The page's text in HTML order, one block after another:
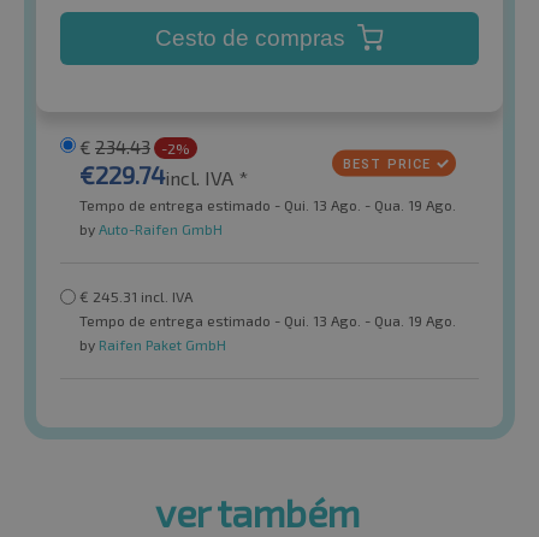
Cesto de compras
€ 234.43 -2%
€229.74incl. IVA *
Tempo de entrega estimado - Qui. 13 Ago. - Qua. 19 Ago.
by Auto-Raifen GmbH
€ 245.31 incl. IVA
Tempo de entrega estimado - Qui. 13 Ago. - Qua. 19 Ago.
by Raifen Paket GmbH
ver também